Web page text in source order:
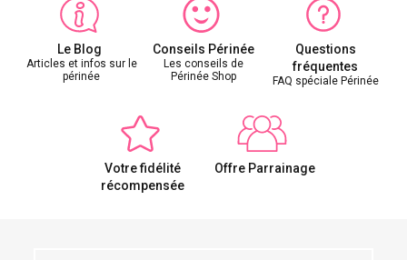
Le Blog
Articles et infos sur le
périnée
Conseils Périnée
Les conseils de
Périnée Shop
Questions
fréquentes
FAQ spéciale Périnée
Votre fidélité
récompensée
Offre Parrainage